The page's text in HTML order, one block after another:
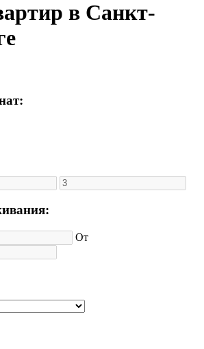
в Санкт-
От